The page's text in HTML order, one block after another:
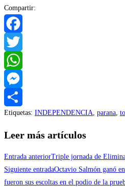
Compartir:
Facebook
Twitter
WhatsApp
Messenger
Compartir
Etiquetas: INDEPENDENCIA, parana,
Leer más artículos
Entrada anteriorTriple jornada de
Siguiente entradaOctavio Salmón ganó
fueron sus escoltas en el podio de la